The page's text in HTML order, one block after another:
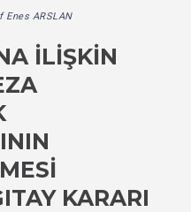
Enes ARSLAN
İLIŞKIN
KARARI